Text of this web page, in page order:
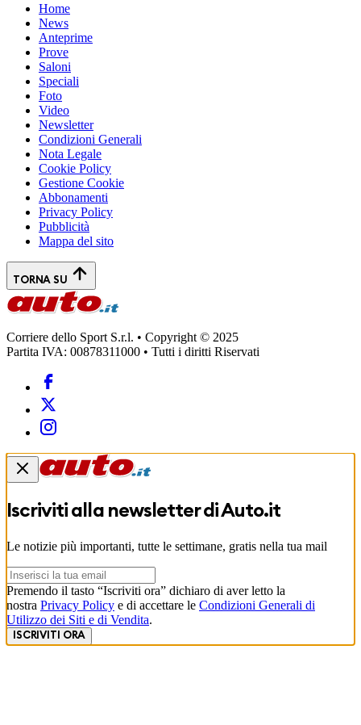
Home
News
Anteprime
Prove
Saloni
Speciali
Foto
Video
Newsletter
Condizioni Generali
Nota Legale
Cookie Policy
Gestione Cookie
Abbonamenti
Privacy Policy
Pubblicità
Mappa del sito
TORNA SU
Corriere dello Sport S.r.l. • Copyright © 2025
Partita IVA: 00878311000 • Tutti i diritti Riservati
Iscriviti alla newsletter diAuto.it
Le notizie più importanti, tutte le settimane, gratis nella tua mail
Premendo il tasto “Iscriviti ora” dichiaro di aver letto la
nostra Privacy Policy e di accettare le Condizioni Generali di
Utilizzo dei Siti e di Vendita.
ISCRIVITI ORA